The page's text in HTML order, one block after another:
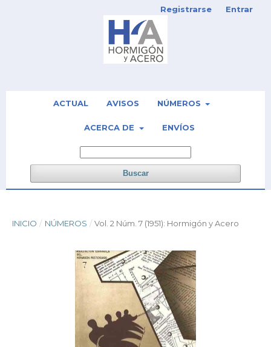
ACTUAL AVISOS NÚMEROS
ACERCA DE ENVÍOS
Buscar
Registrarse Entrar
INICIO / NÚMEROS / Vol. 2 Núm. 7 (1951): Hormigón y Acero